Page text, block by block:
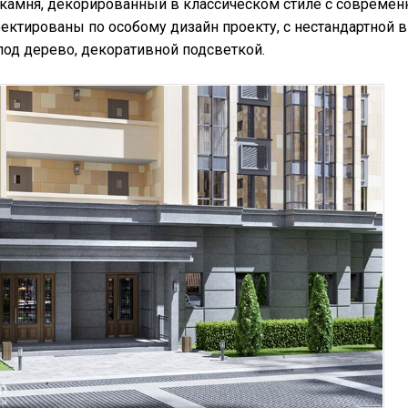
декорированный в классическом стиле с
по особому дизайн проекту, с нестандартной
дерево, декоративной подсветкой.